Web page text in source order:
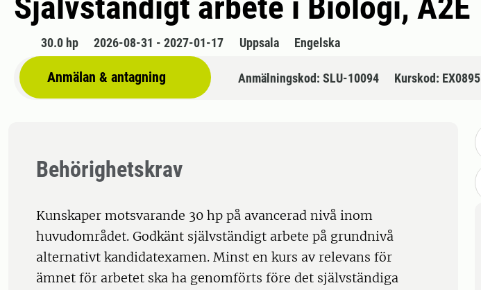
30.0 hp 2026-08-31 - 2027-01-17 Uppsala Engelska
Anmälan & antagning Anmälningskod: SLU-10094 Kurskod: EX0895
Behörighetskrav
Kunskaper motsvarande 30 hp på avancerad nivå inom
huvudområdet. Godkänt självständigt arbete på grundnivå
alternativt kandidatexamen. Minst en kurs av relevans för
ämnet för arbetet ska ha genomförts före det självständiga